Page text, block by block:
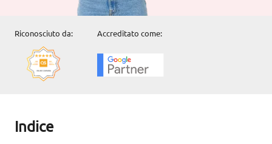
Riconosciuto da: Accreditato come:
Indice